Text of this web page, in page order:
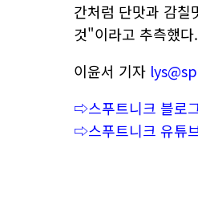
간처럼 단맛과 감칠
것"이라고 추측했다.
이윤서 기자
⇨스푸트니크 블로
⇨스푸트니크 유튜